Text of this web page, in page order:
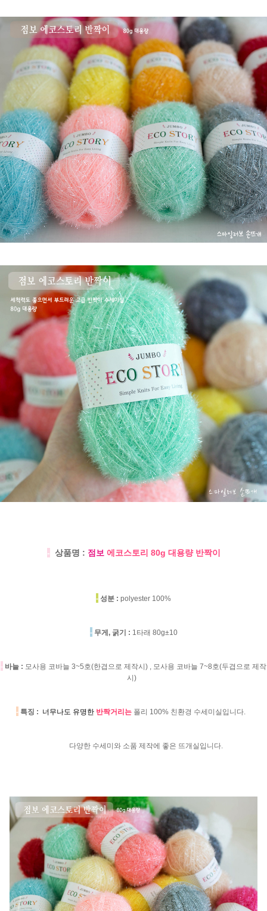
- 상품명 : 점보 에코스토리 80g 대용량 반짝이
- 성분 : polyester 100%
- 무게, 굵기 : 1타래 80g±10
- 바늘 : 모사용 코바늘 3~5호(한겹으로 제작시) , 모사용 코바늘 7~8호(두겹으로 제작
시)
- 특징 : 너무나도 유명한 반짝거리는 폴리 100% 친환경 수세미실입니다.
다양한 수세미와 소품 제작에 좋은 뜨개실입니다.